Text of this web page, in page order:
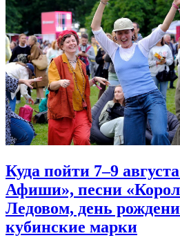
Куда пойти 7–9
Афиши», песни
Ледовом, день
кубинские марки